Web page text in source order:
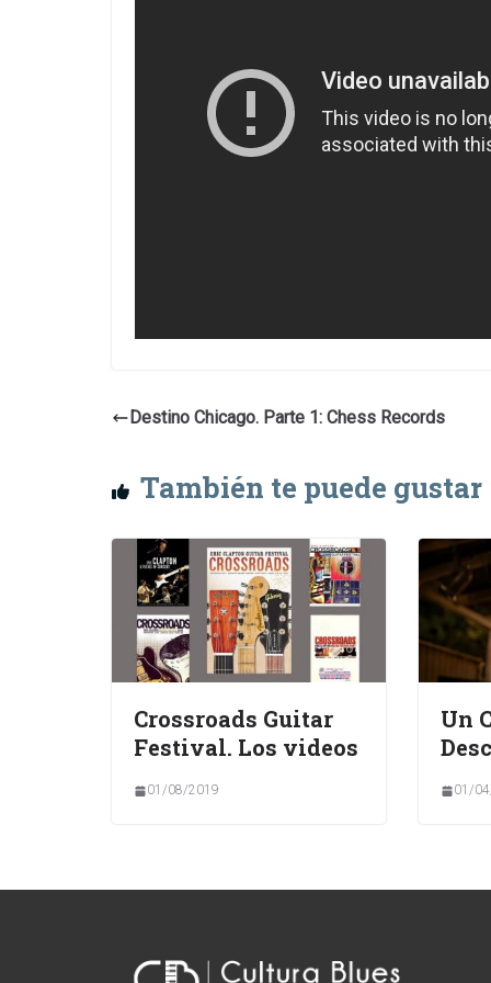
Destino Chicago. Parte 1: Chess Records
También te puede gustar
Crossroads Guitar
Festival. Los videos
01/08/2019
Un
01/